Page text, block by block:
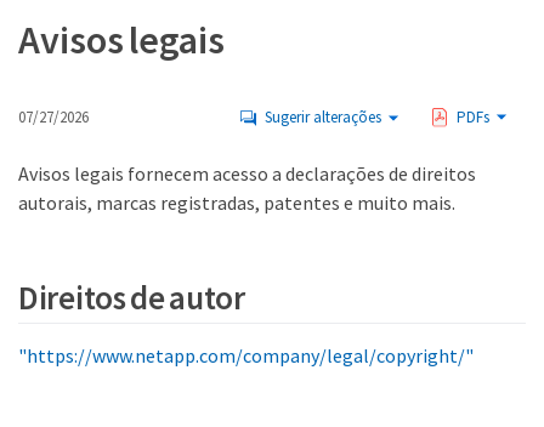
Avisos legais
07/27/2026 Sugerir alterações PDFs
Avisos legais fornecem acesso a declarações de direitos
autorais, marcas registradas, patentes e muito mais.
Direitos de autor
"https://www.netapp.com/company/legal/copyright/"